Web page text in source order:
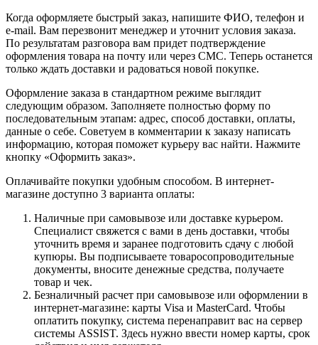
Когда оформляете быстрый заказ, напишите ФИО, телефон и
e-mail. Вам перезвонит менеджер и уточнит условия заказа.
По результатам разговора вам придет подтверждение
оформления товара на почту или через СМС. Теперь останется
только ждать доставки и радоваться новой покупке.
Оформление заказа в стандартном режиме выглядит
следующим образом. Заполняете полностью форму по
последовательным этапам: адрес, способ доставки, оплаты,
данные о себе. Советуем в комментарии к заказу написать
информацию, которая поможет курьеру вас найти. Нажмите
кнопку «Оформить заказ».
Оплачивайте покупки удобным способом. В интернет-
магазине доступно 3 варианта оплаты:
Наличные при самовывозе или доставке курьером.
Специалист свяжется с вами в день доставки, чтобы
уточнить время и заранее подготовить сдачу с любой
купюры. Вы подписываете товаросопроводительные
документы, вносите денежные средства, получаете
товар и чек.
Безналичный расчет при самовывозе или оформлении в
интернет-магазине: карты Visa и MasterCard. Чтобы
оплатить покупку, система перенаправит вас на сервер
системы ASSIST. Здесь нужно ввести номер карты, срок